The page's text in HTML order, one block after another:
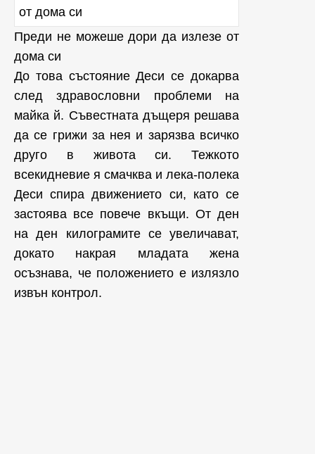
Преди не можеше дори да излезе от
дома си
До това състояние Деси се докарва
след здравословни проблеми на
майка й. Съвестната дъщеря решава
да се грижи за нея и зарязва всичко
друго в живота си. Тежкото
всекидневие я смачква и лека-полека
Деси спира движението си, като се
застоява все повече вкъщи. От ден
на ден килограмите се увеличават,
докато накрая младата жена
осъзнава, че положението е излязло
извън контрол.